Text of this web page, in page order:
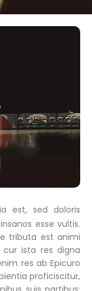
est, sed doloris
esse vultis.
tributa est animi
ista res digna
res ab Epicuro
proficiscitur,